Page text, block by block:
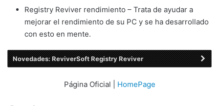
Registry Reviver rendimiento – Trata de ayudar a
mejorar el rendimiento de su PC y se ha desarrollado
con esto en mente.
Novedades: ReviverSoft Registry Reviver
Página Oficial | HomePage